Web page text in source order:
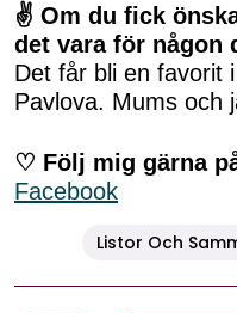
✌ Om du fick
det vara för någon
Det får bli en favorit
Pavlova. Mums och
♡ Följ mig gärna
Facebook
Listor Och